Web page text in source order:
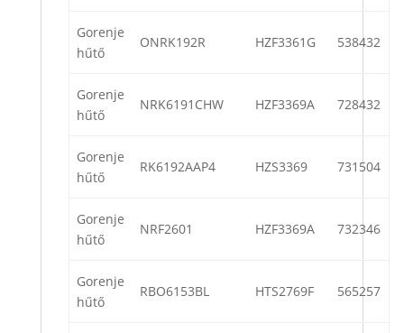
Gorenje
hűtő
ONRK192R HZF3361G 538432
Gorenje
hűtő
NRK6191CHW HZF3369A 728432
Gorenje
hűtő
RK6192AAP4 HZS3369 731504
Gorenje
hűtő
NRF2601 HZF3369A 732346
Gorenje
hűtő
RBO6153BL HTS2769F 565257